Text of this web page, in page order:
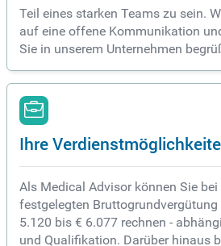
Teil eines starken Teams zu sein.
auf eine offene Kommunikation
Sie in unserem Unternehmen
Ihre
Als Medical Advisor können Sie
festgelegten
5.120 bis € 6.077 rechnen -
und Qualifikation. Darüber hinaus